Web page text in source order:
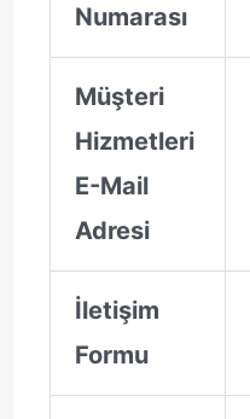
Numarası
Müşteri
Hizmetleri
E-Mail
Adresi
İletişim
Formu